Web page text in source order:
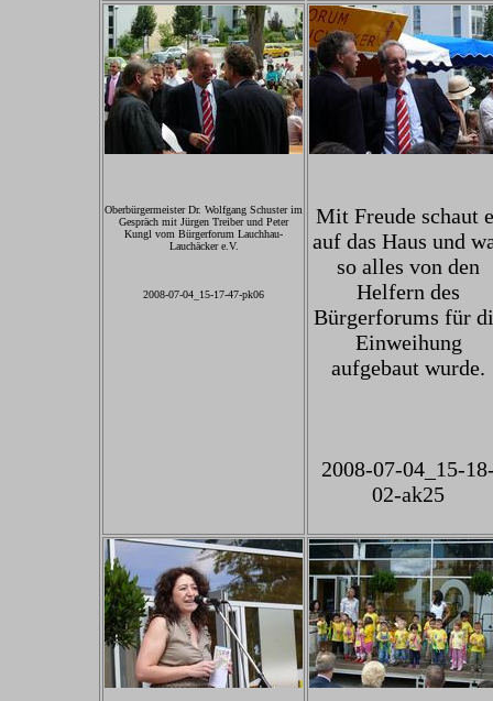
Oberbürgermeister Dr. Wolfgang Schuster im
Gespräch mit Jürgen Treiber und Peter
Kungl vom Bürgerforum Lauchhau-
Lauchäcker e.V.
2008-07-04_15-17-47-pk06
Mit Freude schaut
auf das Haus und
so alles von den
Helfern des
Bürgerforums für
Einweihung
aufgebaut wurde.
2008-07-04_15-
02-ak25